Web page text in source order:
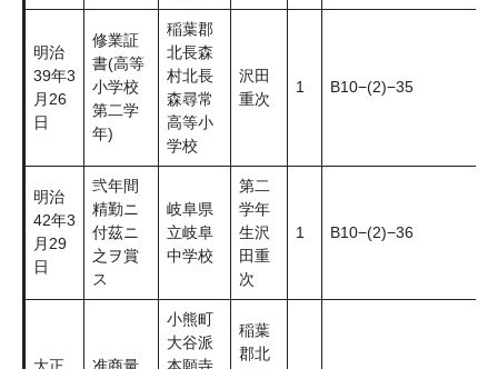
明治
39年3
月26
日
修業証
書(高等
小学校
第二学
年)
稲葉郡
北長森
村北長
森尋常
高等小
学校
沢田
重次
1 B10−(2)−35
明治
42年3
月29
日
弐年間
精勤ニ
付茲ニ
之ヲ賞
ス
岐阜県
立岐阜
中学校
第二
学年
生沢
田重
次
1 B10−(2)−36
小熊町
大谷派
稲葉
郡北